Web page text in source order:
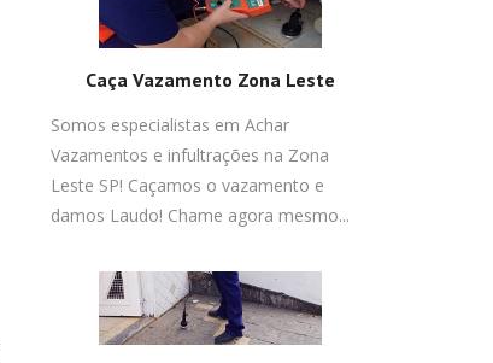
Caça Vazamento Zona Leste
Somos especialistas em Achar
Vazamentos e infultrações na Zona
Leste SP! Caçamos o vazamento e
damos Laudo! Chame agora mesmo...